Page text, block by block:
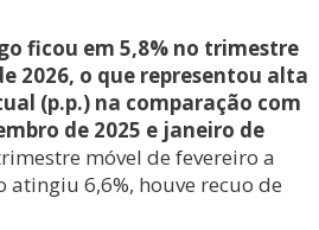
ficou em 5,8% no trimestre
2026, o que representou alta
(p.p.) na comparação com
de 2025 e janeiro de
móvel de fevereiro a
6,6%, houve recuo de